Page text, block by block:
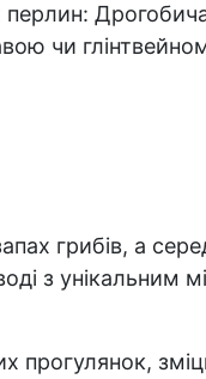
чи
грибів, а
з унікальним
прогулянок,